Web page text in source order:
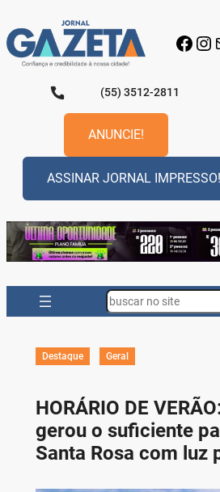
para
o
conteúdo
(55) 3512-2811
ANUNCIE!
ASSINAR JORNAL IMPRESSO!
Search
Destaque Geral
HORÁRIO DE
gerou o suficiente
Santa Rosa com luz